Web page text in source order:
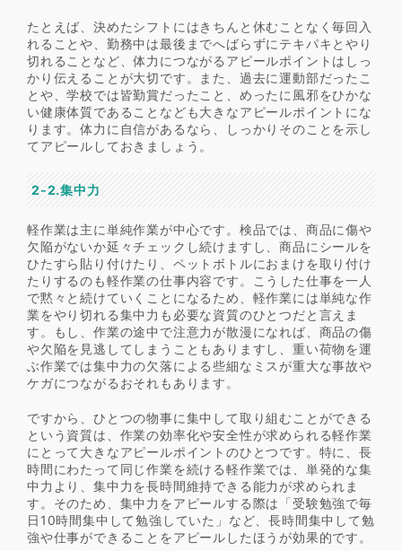
たとえば、決めたシフトにはきちんと休むことなく毎回入
れることや、勤務中は最後までへばらずにテキパキとやり
切れることなど、体力につながるアピールポイントはしっ
かり伝えることが大切です。また、過去に運動部だったこ
とや、学校では皆勤賞だったこと、めったに風邪をひかな
い健康体質であることなども大きなアピールポイントにな
ります。体力に自信があるなら、しっかりそのことを示し
てアピールしておきましょう。
2-2.集中力
軽作業は主に単純作業が中心です。検品では、商品に傷や
欠陥がないか延々チェックし続けますし、商品にシールを
ひたすら貼り付けたり、ペットボトルにおまけを取り付け
たりするのも軽作業の仕事内容です。こうした仕事を一人
で黙々と続けていくことになるため、軽作業には単純な作
業をやり切れる集中力も必要な資質のひとつだと言えま
す。もし、作業の途中で注意力が散漫になれば、商品の傷
や欠陥を見逃してしまうこともありますし、重い荷物を運
ぶ作業では集中力の欠落による些細なミスが重大な事故や
ケガにつながるおそれもあります。
ですから、ひとつの物事に集中して取り組むことができる
という資質は、作業の効率化や安全性が求められる軽作業
にとって大きなアピールポイントのひとつです。特に、長
時間にわたって同じ作業を続ける軽作業では、単発的な集
中力より、集中力を長時間維持できる能力が求められま
す。そのため、集中力をアピールする際は「受験勉強で毎
日10時間集中して勉強していた」など、長時間集中して勉
強や仕事ができることをアピールしたほうが効果的です。